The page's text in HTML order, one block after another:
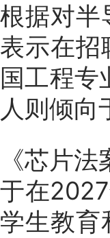
根据对半
表示在招
国工程专
人则倾向
《芯片
于在
学生教育